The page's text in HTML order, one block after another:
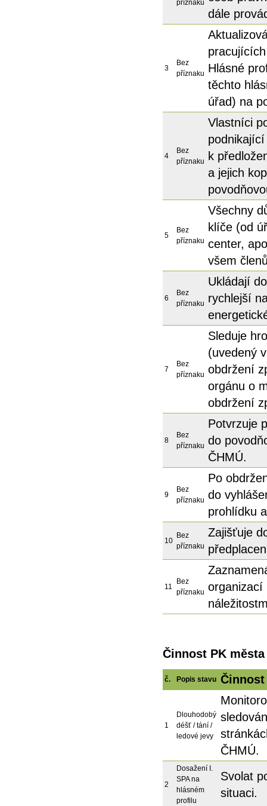
příznaku
dále
3
Bez
příznaku Hlásné
těchto
úřad) na
4
Bez
příznaku
Vlastníci
k
a jejich
5
Bez
příznaku
Všechny
klíče (od
center,
všem
6
Bez
příznaku
Ukládají
rychlejší
7
Bez
příznaku
Sleduje
(uvedený
obdržení
orgánu o
obdržení
8
Bez
příznaku
Potvrzuje
do
ČHMÚ.
9
Bez
příznaku
Po
do
prohlídku
10
Bez
příznaku
Zajišťuje
11
Bez
příznaku organizací
Činnost PK
č. Popis stavu Činnost
1
Dlouhodobý
déšť / tání /
ledové jevy
ČHMÚ.
2
Dosažení I.
SPA na
hlásném
profilu
Svolat
situaci.